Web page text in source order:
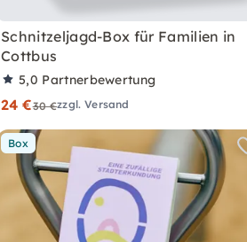
Schnitzeljagd-Box für Familien in
Cottbus
5,0 Partnerbewertung
24 €30 €zzgl. Versand
Box